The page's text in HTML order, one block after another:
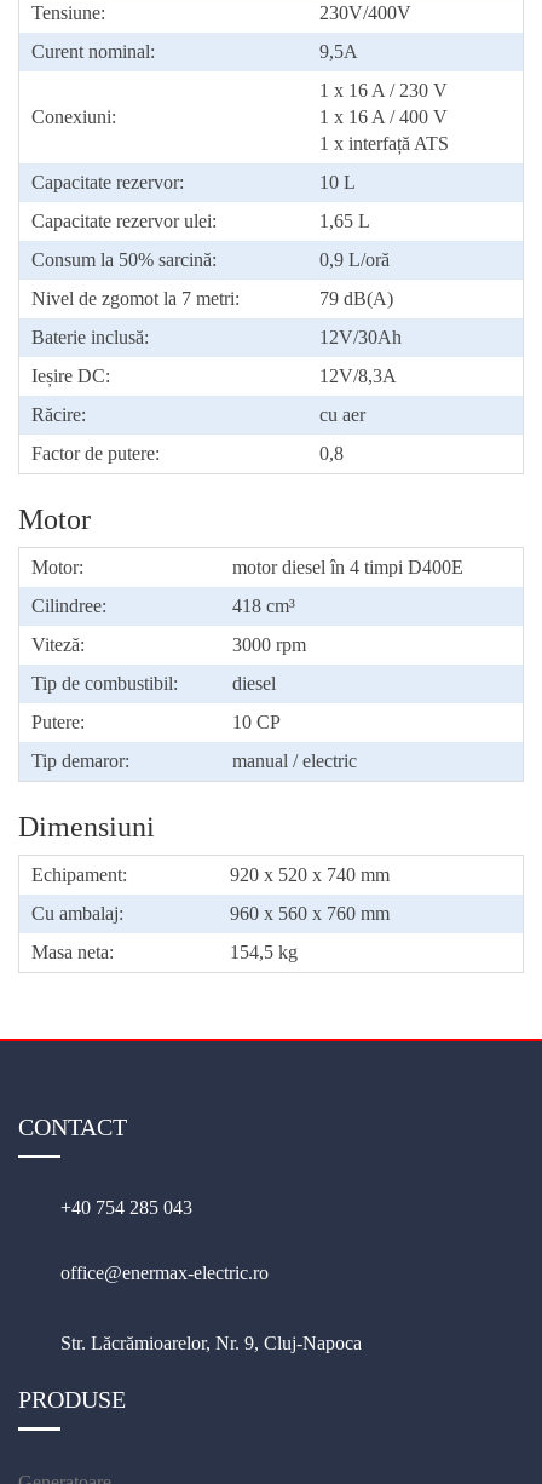
Tensiune:
230V/400V
Curent nominal:
9,5A
Conexiuni:
1 x 16 A / 230 V
1 x 16 A / 400 V
1 x interfață ATS
Capacitate rezervor:
10 L
Capacitate rezervor ulei:
1,65 L
Consum la 50% sarcină:
0,9 L/oră
Nivel de zgomot la 7 metri:
79 dB(A)
Baterie inclusă:
12V/30Ah
Ieșire DC:
12V/8,3A
Răcire:
cu aer
Factor de putere:
0,8
Motor
Motor:
motor diesel în 4 timpi D400E
Cilindree:
418 cm³
Viteză:
3000 rpm
Tip de combustibil:
diesel
Putere:
10 CP
Tip demaror:
manual / electric
Dimensiuni
Echipament:
920 x 520 x 740 mm
Cu ambalaj:
960 x 560 x 760 mm
Masa neta:
154,5 kg
CONTACT
+40 754 285 043
office@enermax-electric.ro
Str. Lăcrămioarelor, Nr. 9, Cluj-Napoca
PRODUSE